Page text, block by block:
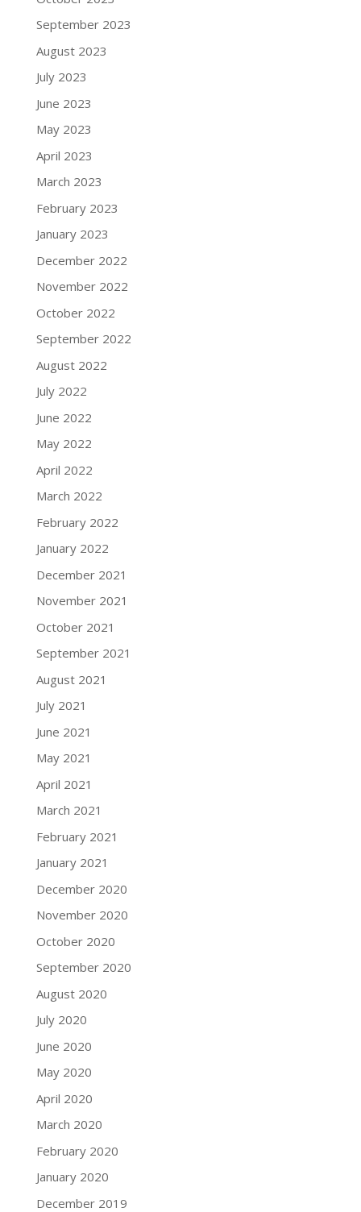
September 2023
August 2023
July 2023
June 2023
May 2023
April 2023
March 2023
February 2023
January 2023
December 2022
November 2022
October 2022
September 2022
August 2022
July 2022
June 2022
May 2022
April 2022
March 2022
February 2022
January 2022
December 2021
November 2021
October 2021
September 2021
August 2021
July 2021
June 2021
May 2021
April 2021
March 2021
February 2021
January 2021
December 2020
November 2020
October 2020
September 2020
August 2020
July 2020
June 2020
May 2020
April 2020
March 2020
February 2020
January 2020
December 2019